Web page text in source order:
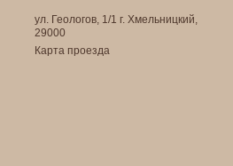
ул. Геологов, 1/1 г. Хмельницкий,
29000
Карта проезда